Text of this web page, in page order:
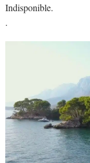
Indisponible.
.